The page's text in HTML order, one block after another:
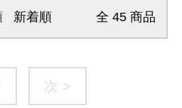
新着順 全 45 商品
次 >